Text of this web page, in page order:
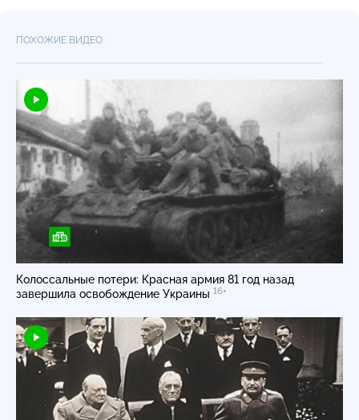
ПОХОЖИЕ ВИДЕО
Колоссальные потери: Красная армия 81 год назад
завершила освобождение Украины 16+